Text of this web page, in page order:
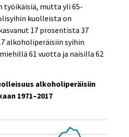
työikäisiä, mutta yli 65-
kuolleista on
17 prosentista 37
alkoholiperäisiin syihin
61 vuotta ja naisilla 62
alkoholiperäisiin
1971–2017